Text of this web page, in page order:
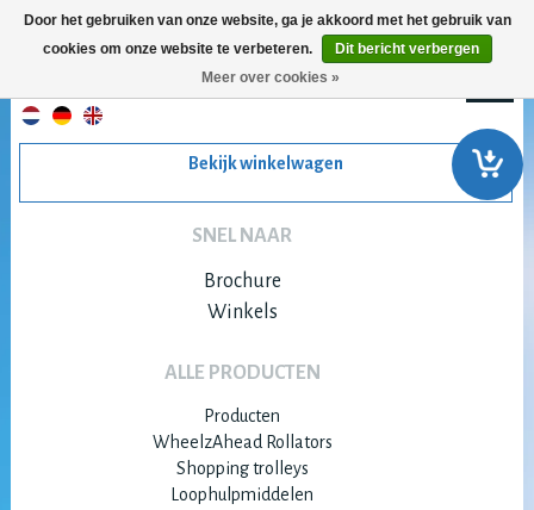
Bekijk winkelwagen
SNEL NAAR
Brochure
Winkels
ALLE PRODUCTEN
Producten
WheelzAhead Rollators
Shopping trolleys
Loophulpmiddelen
Door het gebruiken van onze website, ga je akkoord met het gebruik van
cookies om onze website te verbeteren.
Dit bericht verbergen
Meer over cookies »